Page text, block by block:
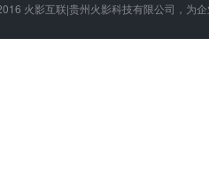
火影互联|贵州火影科技有限公司，为